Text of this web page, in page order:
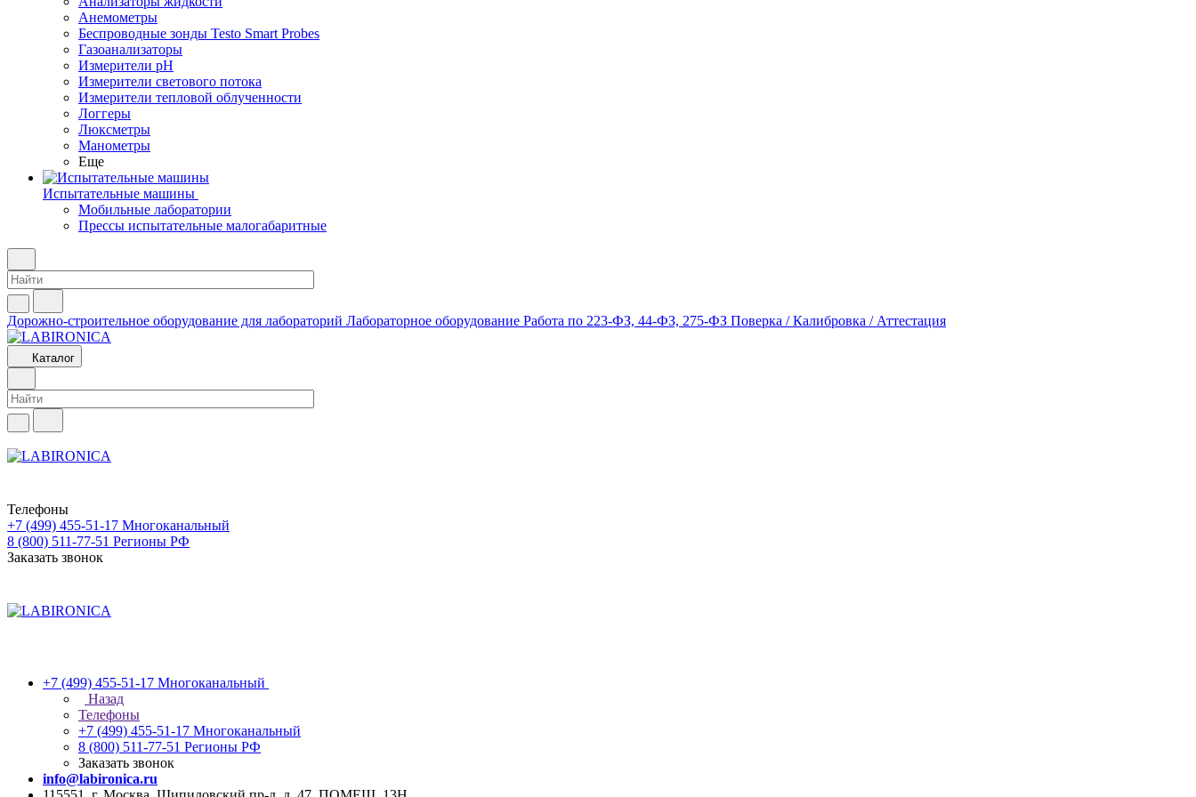
Анемометры
Беспроводные зонды Testo Smart Probes
Газоанализаторы
Измерители pH
Измерители светового потока
Измерители тепловой облученности
Логгеры
Люксметры
Манометры
Еще
Испытательные машины
Мобильные лаборатории
Прессы испытательные малогабаритные
Дорожно-строительное оборудование для лабораторий Лабораторное оборудование Работа по 223-ФЗ, 44-ФЗ, 275-ФЗ Поверка / Калибровка / Аттестация
Каталог
Телефоны
+7 (499) 455-51-17 Многоканальный
8 (800) 511-77-51 Регионы РФ
Заказать звонок
+7 (499) 455-51-17 Многоканальный
Назад
Телефоны
+7 (499) 455-51-17 Многоканальный
8 (800) 511-77-51 Регионы РФ
Заказать звонок
info@labironica.ru